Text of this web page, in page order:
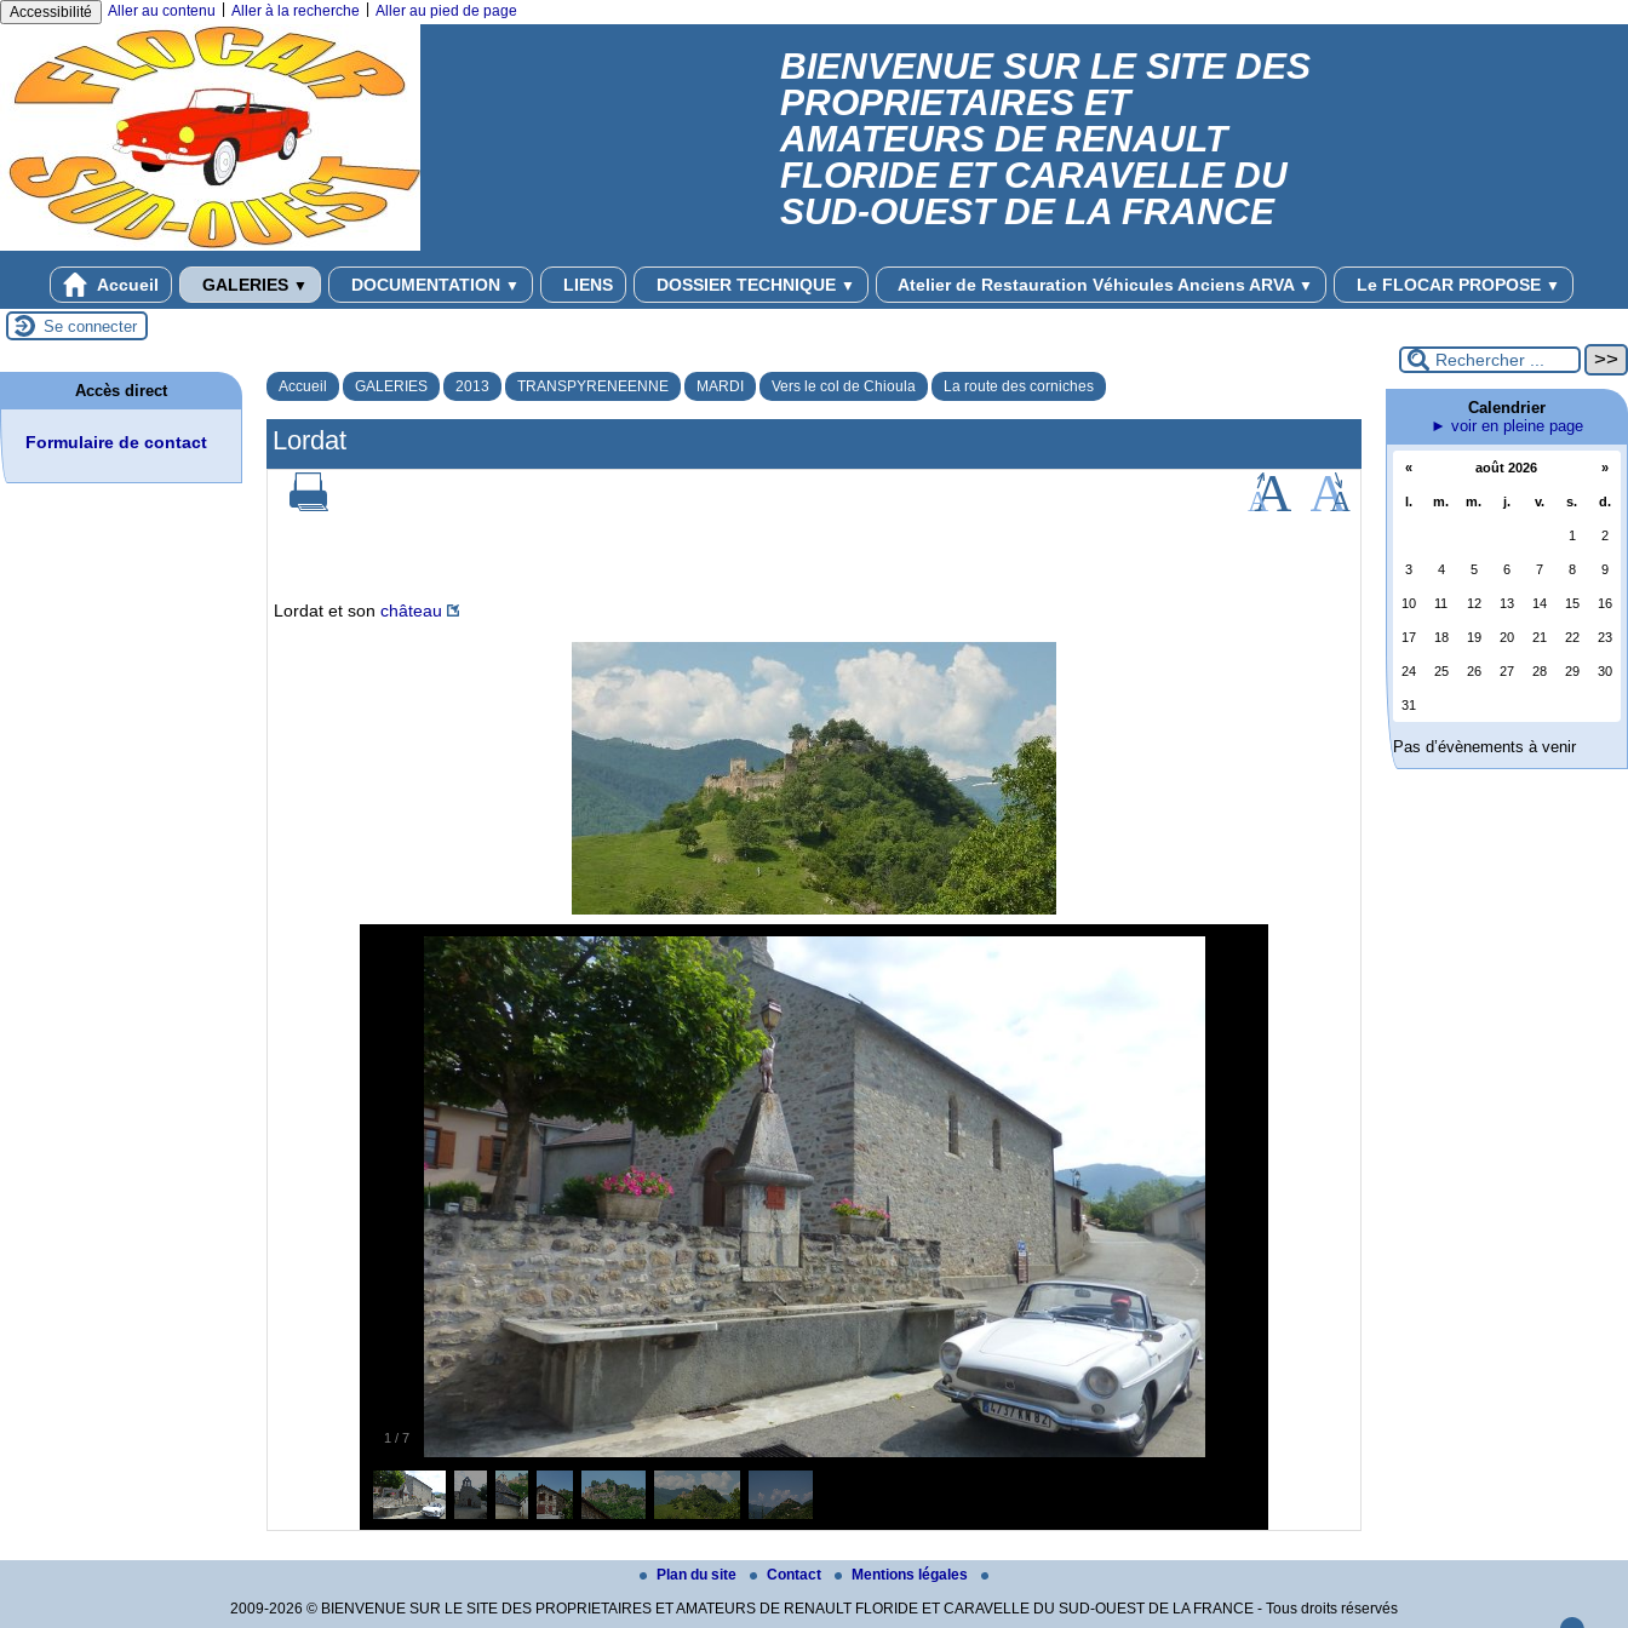
Accessibilité Aller au contenu Aller à la recherche Aller au pied de page
BIENVENUE SUR LE SITE DES
PROPRIETAIRES ET
AMATEURS DE RENAULT
FLORIDE ET CARAVELLE DU
SUD-OUEST DE LA FRANCE
Accueil GALERIES ▼ DOCUMENTATION ▼ LIENS DOSSIER TECHNIQUE ▼ Atelier de Restauration Véhicules Anciens ARVA ▼ Le FLOCAR PROPOSE ▼
Se connecter
Accueil GALERIES 2013 TRANSPYRENEENNE MARDI Vers le col de Chioula La route des corniches
Lordat
Lordat et son château
1 / 7
Accès direct
Formulaire de contact
Calendrier
► voir en pleine page
« août 2026 »
l. m. m. j. v. s. d.
1 2
3 4 5 6 7 8 9
10 11 12 13 14 15 16
17 18 19 20 21 22 23
24 25 26 27 28 29 30
31
Pas d’évènements à venir
Plan du site Contact
Mentions légales
2009-2026 © BIENVENUE SUR LE SITE DES PROPRIETAIRES ET AMATEURS DE RENAULT FLORIDE ET CARAVELLE DU SUD-OUEST DE LA FRANCE - Tous droits réservés